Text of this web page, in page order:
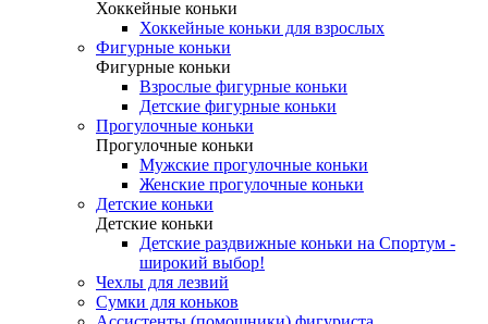
Хоккейные коньки
Хоккейные коньки для взрослых
Фигурные коньки
Фигурные коньки
Взрослые фигурные коньки
Детские фигурные коньки
Прогулочные коньки
Прогулочные коньки
Мужские прогулочные коньки
Женские прогулочные коньки
Детские коньки
Детские коньки
Детские раздвижные коньки на Спортум -
широкий выбор!
Чехлы для лезвий
Сумки для коньков